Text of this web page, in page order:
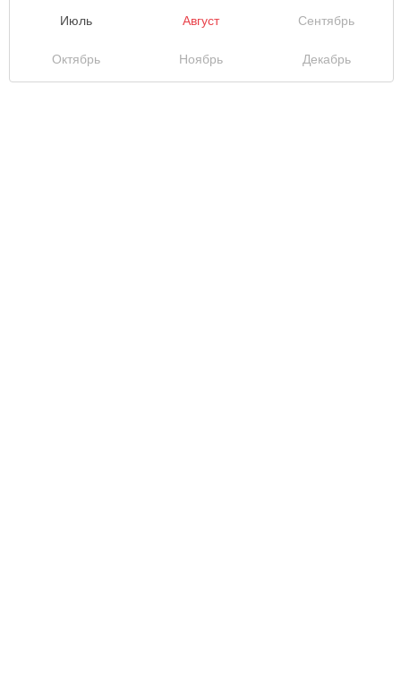
Июль Август Сентябрь
Октябрь Ноябрь Декабрь